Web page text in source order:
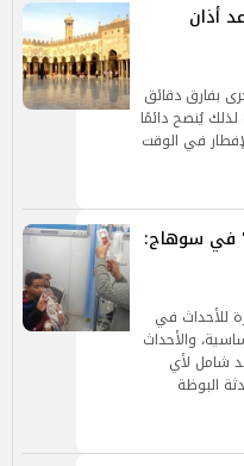
أذان
بفارق دقائق
يُنصح دائمًا
في الوقت
في سوهاج:
للأحداث في
والأحداث
شامل لأي
البوظة